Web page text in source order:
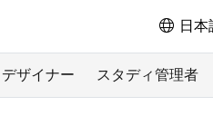
日本
ザイナー スタディ管理者